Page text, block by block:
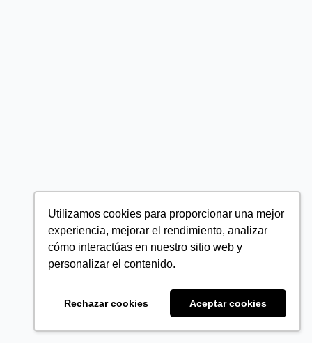
Utilizamos cookies para proporcionar una mejor
experiencia, mejorar el rendimiento, analizar
cómo interactúas en nuestro sitio web y
personalizar el contenido.
Rechazar cookies Aceptar cookies